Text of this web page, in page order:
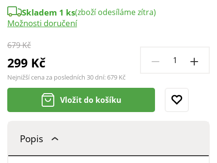
679 Kč
299 Kč
Nejnižší cena za posledních 30 dní: 679 Kč
Skladem 1 ks(zboží odesíláme zítra)
Možnosti doručení
Vložit do košíku
Popis